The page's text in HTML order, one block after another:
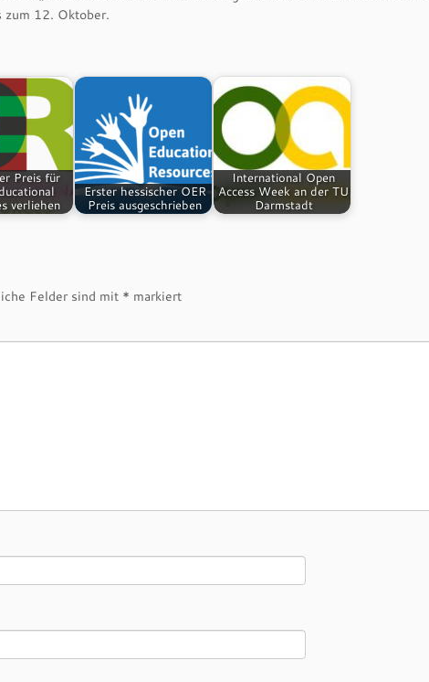
zum 12. Oktober.
Preis für
verliehen
Erster hessischer OER
Preis ausgeschrieben
International Open
Access Week an der TU
Darmstadt
Felder sind mit * markiert